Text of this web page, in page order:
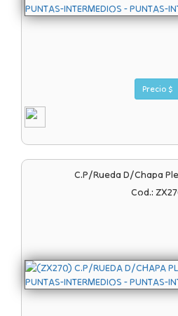
Precio $
C.p/rueda D/chapa
Cod.: